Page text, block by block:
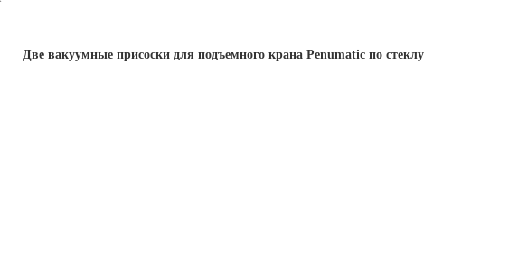
Две вакуумные присоски для подъемного крана Penumatic по стеклу